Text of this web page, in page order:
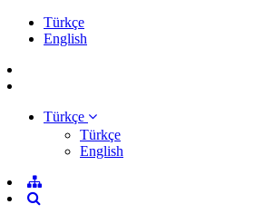
Türkçe
English
Türkçe
Türkçe
English